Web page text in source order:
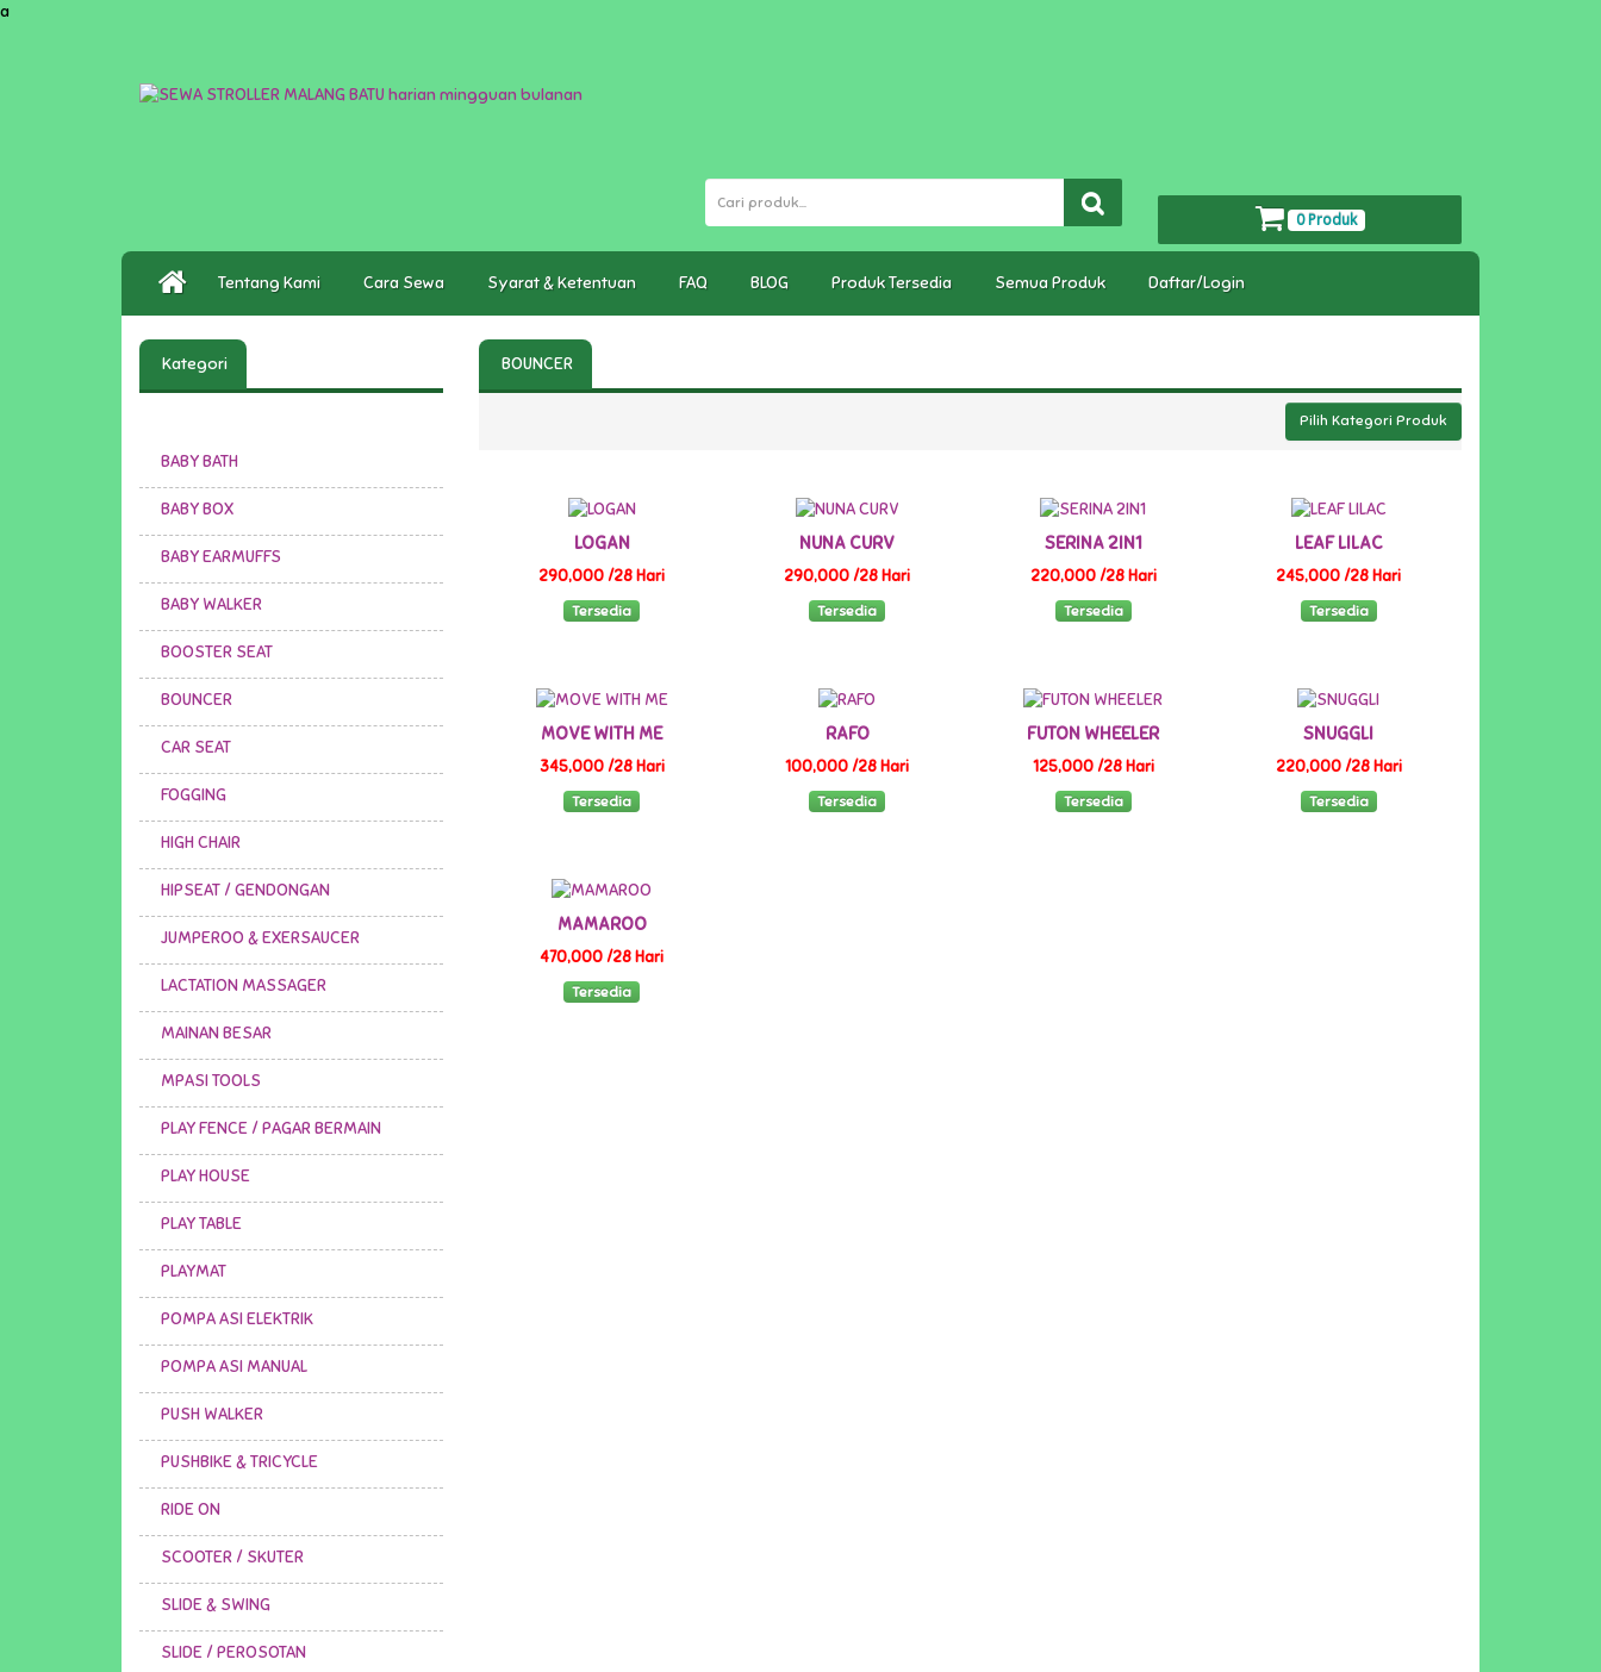
a
0 Produk
Tentang Kami Cara Sewa Syarat & Ketentuan FAQ BLOG Produk Tersedia Semua Produk Daftar/Login
Kategori
BABY BATH
BABY BOX
BABY EARMUFFS
BABY WALKER
BOOSTER SEAT
BOUNCER
CAR SEAT
FOGGING
HIGH CHAIR
HIPSEAT / GENDONGAN
JUMPEROO & EXERSAUCER
LACTATION MASSAGER
MAINAN BESAR
MPASI TOOLS
PLAY FENCE / PAGAR BERMAIN
PLAY HOUSE
PLAY TABLE
PLAYMAT
POMPA ASI ELEKTRIK
POMPA ASI MANUAL
PUSH WALKER
PUSHBIKE & TRICYCLE
RIDE ON
SCOOTER / SKUTER
SLIDE & SWING
SLIDE / PEROSOTAN
BOUNCER
Pilih Kategori Produk
LOGAN
290,000 /28 Hari
Tersedia
NUNA CURV
290,000 /28 Hari
Tersedia
SERINA 2IN1
220,000 /28 Hari
Tersedia
LEAF LILAC
245,000 /28 Hari
Tersedia
MOVE WITH ME
345,000 /28 Hari
Tersedia
RAFO
100,000 /28 Hari
Tersedia
FUTON WHEELER
125,000 /28 Hari
Tersedia
SNUGGLI
220,000 /28 Hari
Tersedia
MAMAROO
470,000 /28 Hari
Tersedia